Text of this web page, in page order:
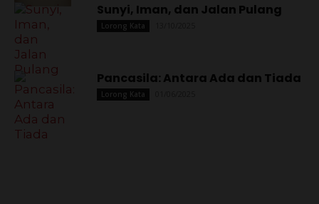
Sunyi, Iman, dan Jalan Pulang
Lorong Kata
Pancasila: Antara Ada dan Tiada
Lorong Kata